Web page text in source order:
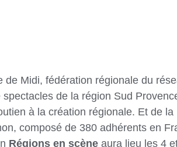
Midi, fédération régionale du
de la région Sud
à la création régionale. Et de la
composé de 380 adhérents en
Régions en scène aura lieu les 4